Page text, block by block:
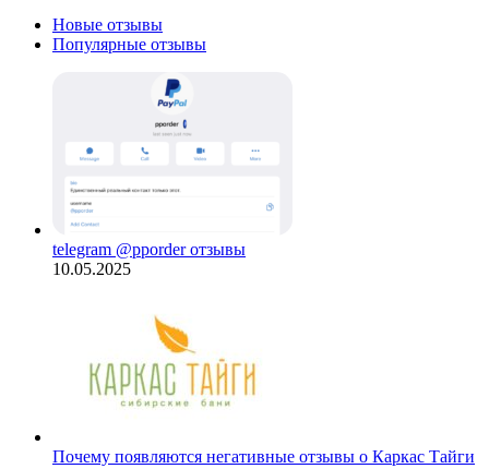
Новые отзывы
Популярные отзывы
telegram @pporder отзывы
10.05.2025
Почему появляются негативные отзывы о Каркас Тайги